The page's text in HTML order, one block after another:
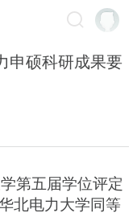
申硕科研成果要
第五届学位评定
北电力大学同等